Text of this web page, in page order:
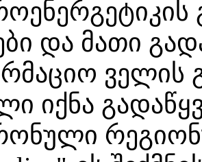
და მათი
ველის
იქნა